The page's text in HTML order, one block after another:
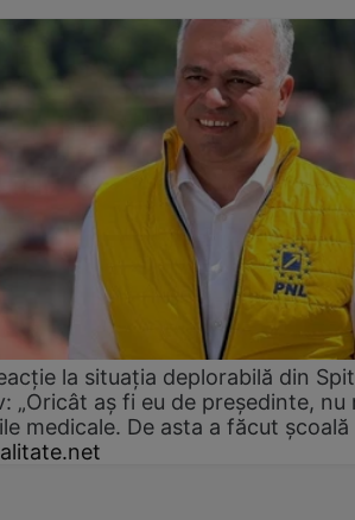
la situația deplorabilă din
„Oricât aș fi eu de președinte, nu
medicale. De asta a făcut școală